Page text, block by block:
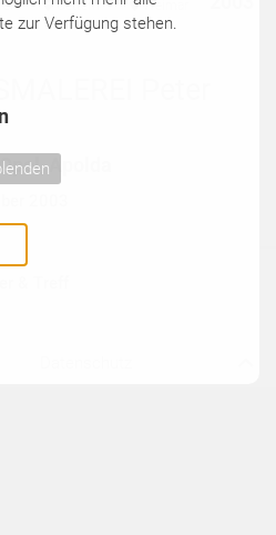
Oettern Weimar
Peter
Apolda
& Treff
zur Verfügung stehen.